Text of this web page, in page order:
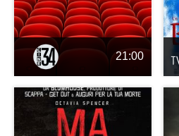
21:00